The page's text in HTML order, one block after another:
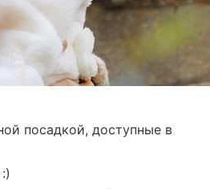
посадкой, доступные в